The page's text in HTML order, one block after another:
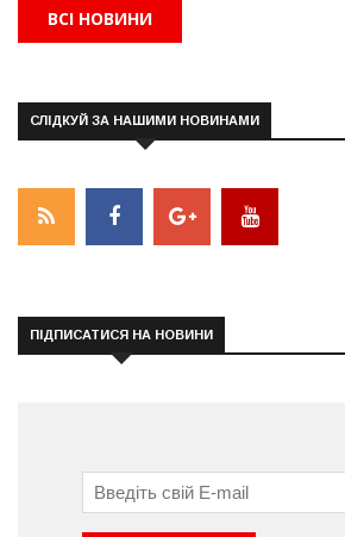
ВСІ НОВИНИ
СЛІДКУЙ ЗА НАШИМИ НОВИНАМИ
ПІДПИСАТИСЯ НА НОВИНИ